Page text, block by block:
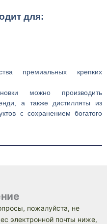
для:
премиальных крепких
можно производить
а также дистилляты из
с сохранением богатого
пожалуйста, не
электронной почты ниже,